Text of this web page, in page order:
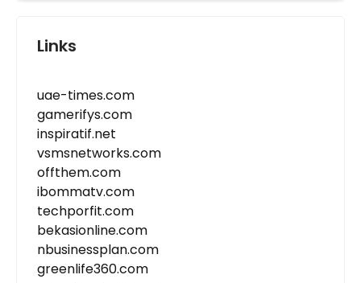
Links
uae-times.com
gamerifys.com
inspiratif.net
vsmsnetworks.com
offthem.com
ibommatv.com
techporfit.com
bekasionline.com
nbusinessplan.com
greenlife360.com